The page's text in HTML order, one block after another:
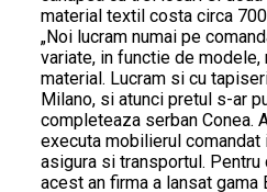
material textil costa circa
„Noi lucram numai pe
variate, in functie de
material. Lucram si cu
Milano, si atunci pretul s-ar
completeaza serban Conea.
executa mobilierul
asigura si transportul. Pentru
acest an firma a lansat gama